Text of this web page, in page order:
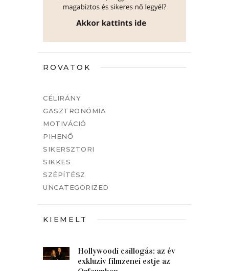
ROVATOK
CÉLIRÁNY
GASZTRONÓMIA
MOTIVÁCIÓ
PIHENŐ
SIKERSZTORI
SIKKES
SZÉPÍTÉSZ
UNCATEGORIZED
KIEMELT
Hollywoodi csillogás: az év
exkluzív filmzenei estje az